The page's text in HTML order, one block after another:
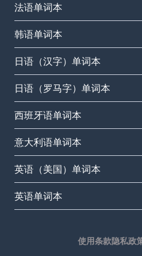
法语单词本
韩语单词本
日语（汉字）单词本
日语（罗马字）单词本
西班牙语单词本
意大利语单词本
英语（美国）单词本
英语单词本
使用条款隐私政